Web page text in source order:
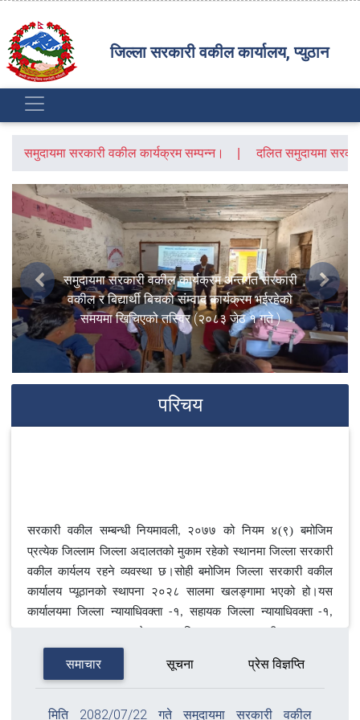
जिल्ला सरकारी वकील कार्यालय, प्युठान
समुदायमा सरकारी वकील कार्यक्रम सम्पन्न। दलित समुदायमा
समुदायमा सरकारी वकील कार्यक्रम अन्तर्गत सरकारी
वकील र बिद्यार्थी बिचको संम्वाद कार्यक्रम भईरहेको
समयमा खिचिएको तस्विर (२०८३ जेठ १ गते )
Previous Next
परिचय
सरकारी वकील सम्बन्धी नियमावली, २०७७ को नियम ४(९) बमोजिम
प्रत्येक जिल्लाम जिल्ला अदालतको मुकाम रहेको स्थानमा जिल्ला सरकारी
वकील कार्यलय रहने व्यवस्था छ।सोही बमोजिम जिल्ला सरकारी वकील
कार्यालय प्यूठानको स्थापना २०२८ सालमा खलङ्गामा भएको हो।यस
कार्यालयमा जिल्ला न्यायाधिवक्ता -१ , सहायक जिल्ला न्यायाधिवक्ता-१ ,
कम्प्यूटर अपरेटर १ खरिदार हलुका सवारी चालक
कार्यालय सहयोगी ३ जना गरी जम्मा ९ जना दरबन्दी रहेको छ ।
नेपालको संविधानको धारा १५८ मा नेपाल सरकारको मुख्य कानूनी
सल्लाहकार र मुख्य अभियोजनकर्ताका रूपमा महान्यायाधिवक्ताको व्यवस्था
गरिएको छ।सोही धारा १५८(७) मा महान्यायाधिवक्ताले आफ्नो काम,कर्तव्य
समाचार सूचना प्रेस विज्ञप्ति
मिति 2082/07/22 गते समुदायमा सरकारी वकील